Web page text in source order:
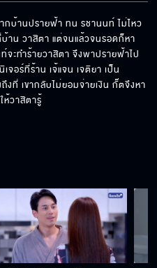
ปรื้อฟื้นอดีตที่เจ็บปวดของ กั๊ต กลับ
ะ
ยๆ ป้ารู้จักลุงที่ขาพิการมั้ยคะ
ไปยุ่งกับมันทำไม ตัวใครตัวมันนะ อี
บ้านปรายฟ้า ทน รชานนท์ ไม่ไหว
าน วาสิตา แต่จนแล้วจนรอดก็หา
จะทำร้ายวาสิตา จึงพาปรายฟ้าไป
อร์ที่ร้าน เจ้แจน เจติยา เป็น
งที่ เขากลับไม่ยอมจ่ายเงิน กั๊ตจึงหา
ห้วาสิตารู้